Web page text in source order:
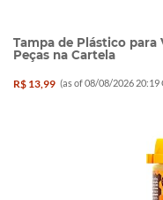
Tampa de Plástico para
Peças na Cartela
R$ 13,99 (as of 08/08/2026 20:19